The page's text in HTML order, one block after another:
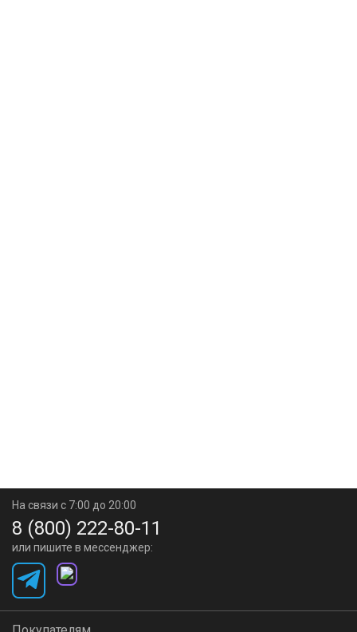
На связи с 7:00 до 20:00
8 (800) 222-80-11
или пишите в мессенджер: